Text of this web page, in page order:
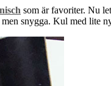
som är favoriter. Nu
men snygga. Kul med lite